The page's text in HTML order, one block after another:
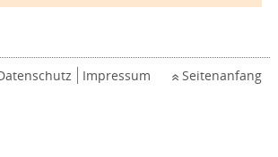
Impressum Seitenanfang